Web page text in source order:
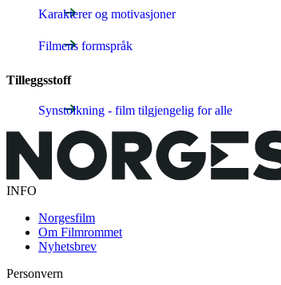
Karakterer og motivasjoner
Filmens formspråk
Tilleggsstoff
Synstolkning - film tilgjengelig for alle
INFO
Norgesfilm
Om Filmrommet
Nyhetsbrev
Personvern